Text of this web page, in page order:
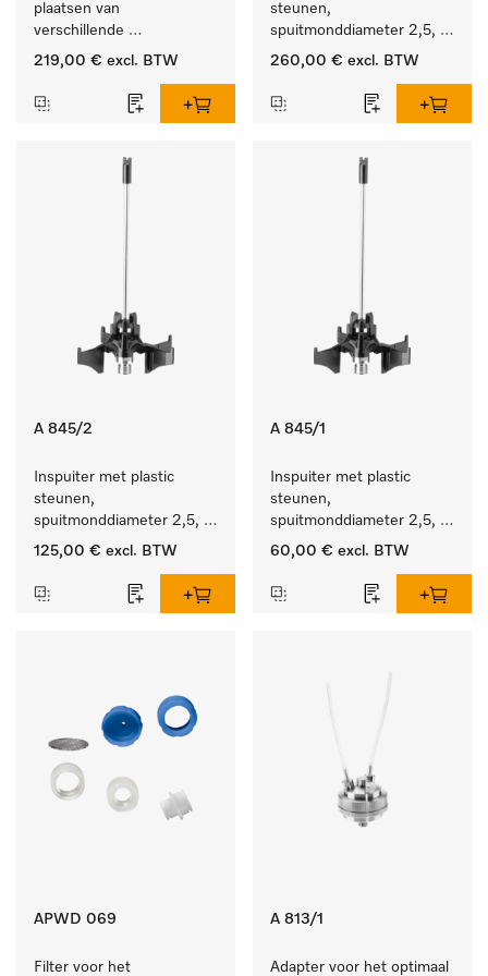
plaatsen van
verschillende
instrumenten.
219,00 € excl. BTW
steunen,
spuitmonddiameter 2,5,
lengte 125 mm, 20 stuks.
260,00 € excl. BTW
A 845/2
Inspuiter met plastic
steunen,
spuitmonddiameter 2,5,
lengte 125 mm, 10 stuks.
125,00 € excl. BTW
A 845/1
Inspuiter met plastic
steunen,
spuitmonddiameter 2,5,
lengte 125 mm, 5 stuks.
60,00 € excl. BTW
APWD 069
Filter voor het
A 813/1
Adapter voor het optimaal